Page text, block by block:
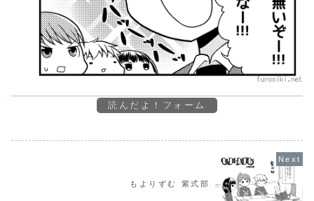
読んだよ！フォーム
もよりずむ 紫式部